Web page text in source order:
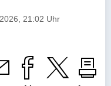
21:02 Uhr